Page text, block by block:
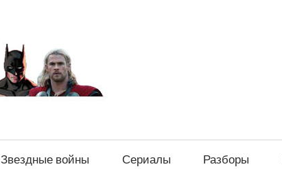
news.ru
Звездные войны Сериалы Разборы